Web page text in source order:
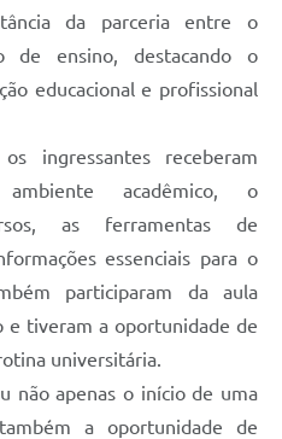
da parceria entre o
de ensino, destacando o
educacional e profissional
ingressantes receberam
acadêmico, o
as ferramentas de
essenciais para o
participaram da aula
e tiveram a oportunidade de
universitária.
não apenas o início de uma
a oportunidade de